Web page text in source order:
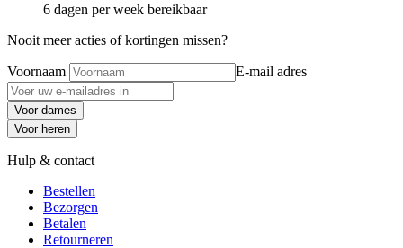
6 dagen per week bereikbaar
Nooit meer acties of kortingen missen?
Voornaam E-mail adres
Voor dames
Voor heren
Hulp & contact
Bestellen
Bezorgen
Betalen
Retourneren